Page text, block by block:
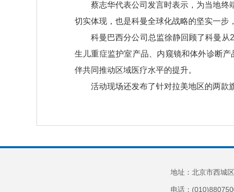
蔡志华代表公司发言时表示，为当地终
切实体现，也是科曼全球化战略的坚实一步
科曼巴西分公司总监徐静回顾了科曼
生儿重症监护室产品、内窥镜和体外诊断
伴共同推动区域医疗水平的提升。
活动现场还发布了针对拉美地区的两款
地址：北京市西城
电话：